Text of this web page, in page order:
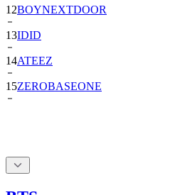
12BOYNEXTDOOR
13IDID
14ATEEZ
15ZEROBASEONE